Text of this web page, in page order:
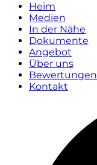
Heim
Medien
In der Nähe
Dokumente
Angebot
Über uns
Bewertungen
Kontakt